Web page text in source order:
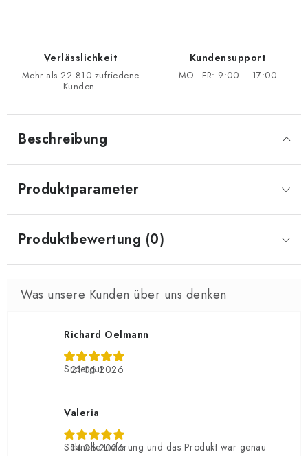
Verlässlichkeit
Mehr als 22 810 zufriedene
Kunden.
Kundensupport
MO - FR: 9:00 – 17:00
Beschreibung
Produktparameter
Produktbewertung (0)
Richard Oelmann
21.06.2026
Supergut
Valeria
14.06.2026
Schnelle Lieferung und das Produkt war genau